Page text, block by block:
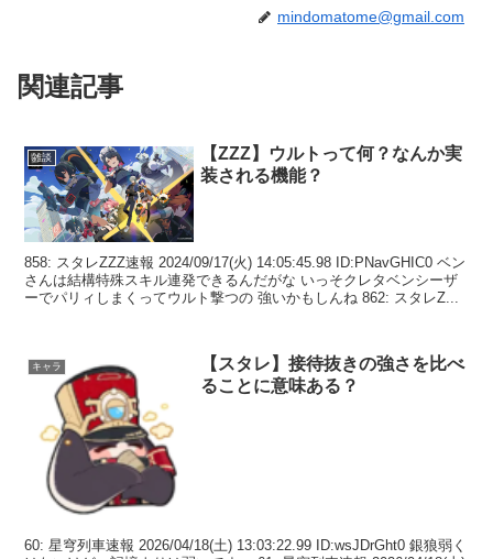
mindomatome@gmail.com
関連記事
雑談
【ZZZ】ウルトって何？なんか実
装される機能？
858: スタレZZZ速報 2024/09/17(火) 14:05:45.98 ID:PNavGHIC0 ベン
さんは結構特殊スキル連発できるんだがな いっそクレタベンシーザ
ーでパリィしまくってウルト撃つの 強いかもしんね 862: スタレZ...
キャラ
【スタレ】接待抜きの強さを比べ
ることに意味ある？
60: 星穹列車速報 2026/04/18(土) 13:03:22.99 ID:wsJDrGht0 銀狼弱く